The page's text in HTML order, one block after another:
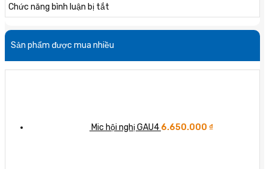
doanh
nghiệp
giữa
hai
thiết
bị
mạng
thông
minh:
Tối
ưu
hóa
nghiệp
VoIP
–
nghệ
tối
thông
Chức năng bình luận bị tắt
Bộ
phát
Wifi
nóng:
Nguyên
khắc
Sản phẩm được mua nhiều
Mic hội nghị GAU4 6.650.000 ₫